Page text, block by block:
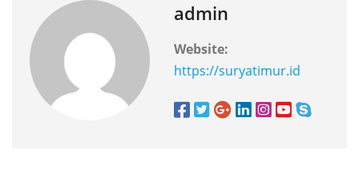
admin
Website:
https://suryatimur.id